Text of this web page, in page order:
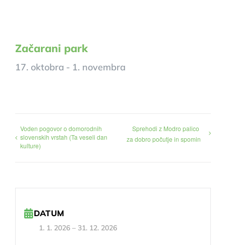
Začarani park
17. oktobra - 1. novembra
Voden pogovor o domorodnih
slovenskih vrstah (Ta veseli dan
kulture)
Sprehodi z Modro palico
za dobro počutje in spomin
DATUM
1. 1. 2026– 31. 12. 2026